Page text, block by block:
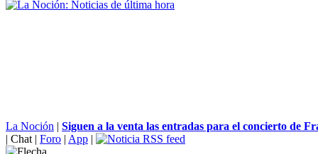
La Noción | Siguen a la venta las entradas para el concierto de
| Chat | Foro | App |